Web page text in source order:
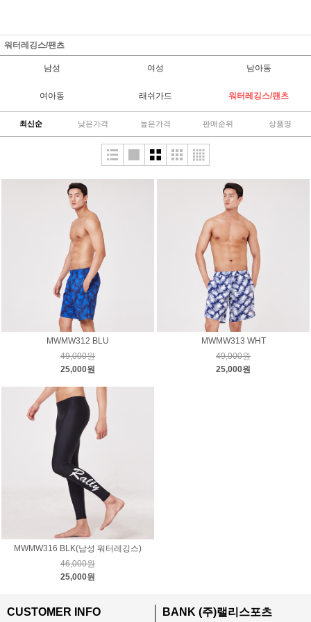
워터레깅스/팬츠
남성 여성 남아동
여아동 래쉬가드 워터레깅스/팬츠
최신순 낮은가격 높은가격 판매순위 상품명
MWMW312 BLU
49,000원
25,000원
MWMW313 WHT
49,000원
25,000원
MWMW316 BLK(남성 워터레깅스)
46,000원
25,000원
CUSTOMER INFO BANK (주)랠리스포츠